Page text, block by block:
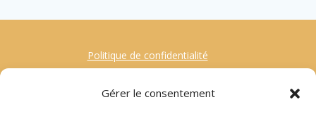
Gérer le consentement
Politique de confidentialité